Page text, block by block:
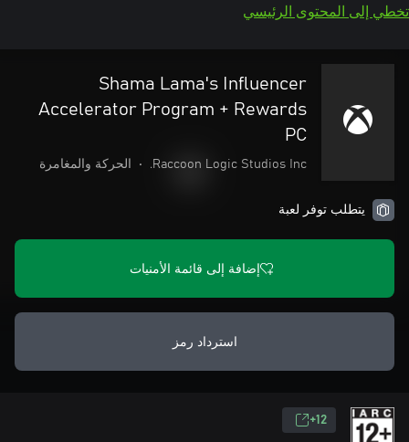
تخطي إلى المحتوى الرئيسي
Shama Lama's Influencer
Accelerator Program + Rewards
PC
Raccoon Logic Studios Inc.
• الحركة والمغامرة
يتطلب توفر لعبة
إضافة إلى قائمة الأمنيات
استرداد رمز
12+